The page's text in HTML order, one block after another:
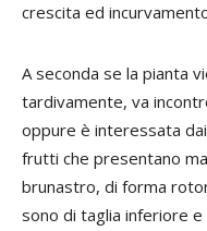
crescita ed
A seconda se la pianta
tardivamente, va
oppure è interessata
frutti che presentano
brunastro, di forma
sono di taglia inferiore